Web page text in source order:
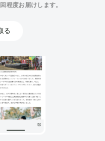
程度お届けします。
る